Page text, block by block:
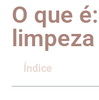
O que
limpeza
Índice